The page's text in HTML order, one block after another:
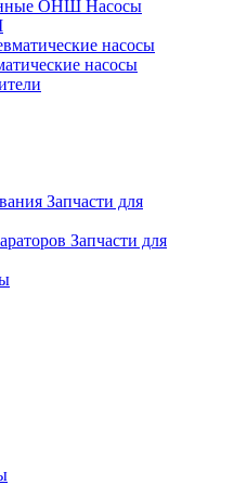
Насосы
насосы
Запчасти для
Запчасти для